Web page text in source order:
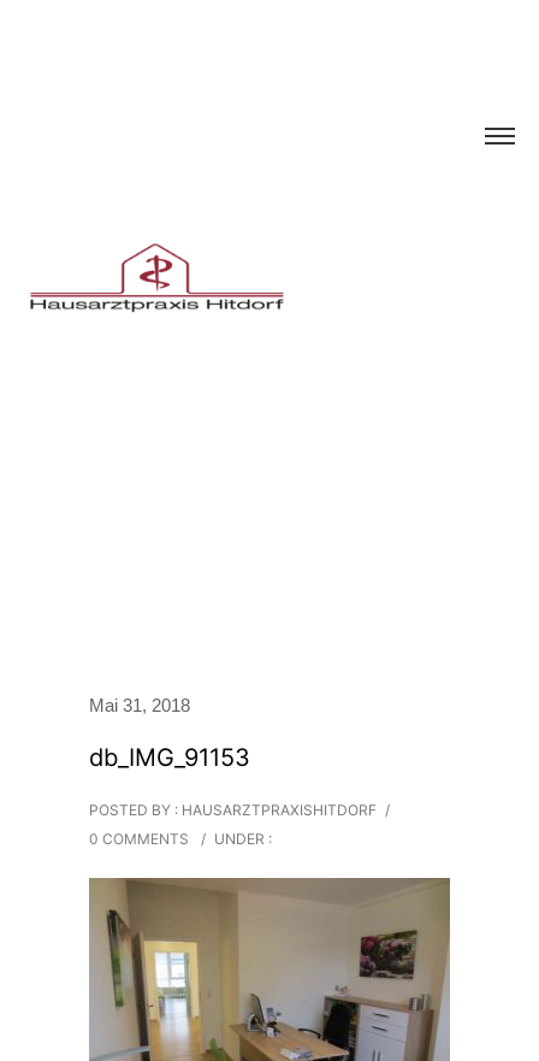
Mai 31, 2018
db_IMG_91153
POSTED BY : HAUSARZTPRAXISHITDORF /
0 COMMENTS
/ UNDER :